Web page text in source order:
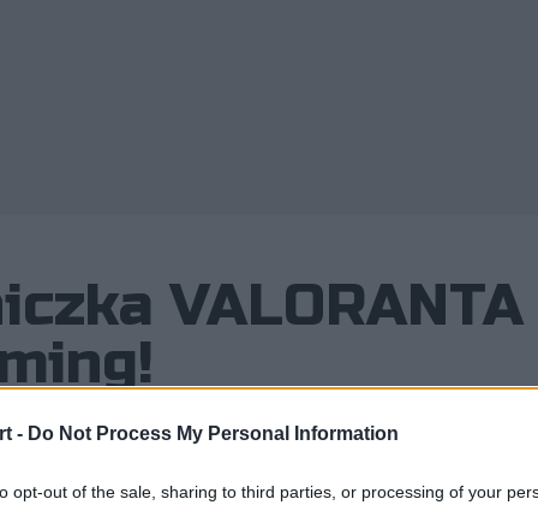
- Do Not Process My Personal Information
opt-out of the sale, sharing to third parties, or processing of your